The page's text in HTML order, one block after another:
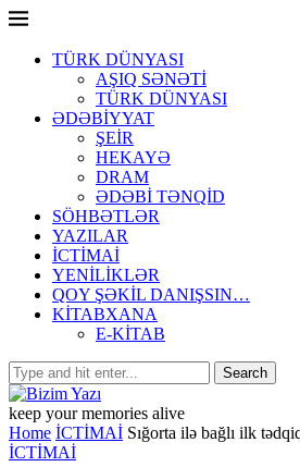
TÜRK DÜNYASI
AŞIQ SƏNƏTİ
TÜRK DÜNYASI
ƏDƏBİYYAT
ŞEİR
HEKAYƏ
DRAM
ƏDƏBİ TƏNQİD
SÖHBƏTLƏR
YAZILAR
İCTİMAİ
YENİLİKLƏR
QOY ŞƏKİL DANIŞSIN…
KİTABXANA
E-KİTAB
keep your memories alive
Home İCTİMAİ Sığorta ilə bağlı ilk
İCTİMAİ